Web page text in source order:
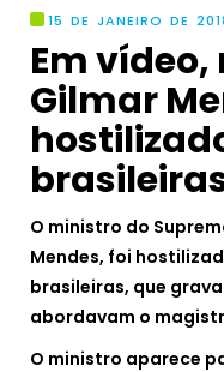
15 DE JANEIRO DE
Em
Gilmar
O ministro do
Mendes, foi
brasileiras, que
abordavam o
O ministro aparece